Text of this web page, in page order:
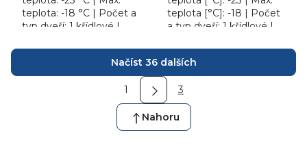
teplota: -18 °C | Počet a
typ dveří: 1 křídlové |
Příkon: 0.35 kW. Mrazicí
teplota [°C]: -18 | Počet
a typ dveří: 1 křídlové |
[kW]: 0.35. Mrazicí skříň...
O
v
l
á
d
a
Načíst 36 dalších
t
r
á
n
1 3
Nahoru